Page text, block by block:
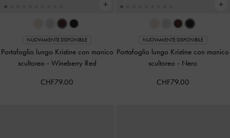
NUOVAMENTE DISPONIBILE
Portafoglio lungo Kristine con manico
scultoreo - Wineberry Red
CHF79.00
NUOVAMENTE DISPONIBILE
Portafoglio lungo Kristine con manico
scultoreo - Nero
CHF79.00